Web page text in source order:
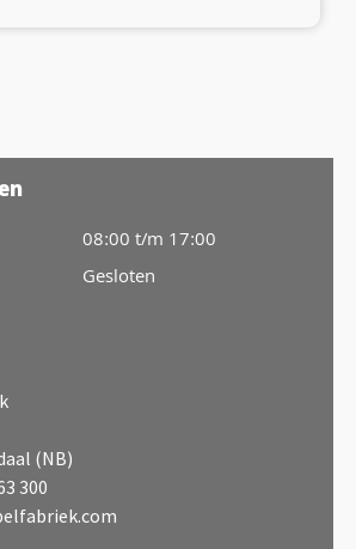
08:00 t/m 17:00
Gesloten
(NB)
300